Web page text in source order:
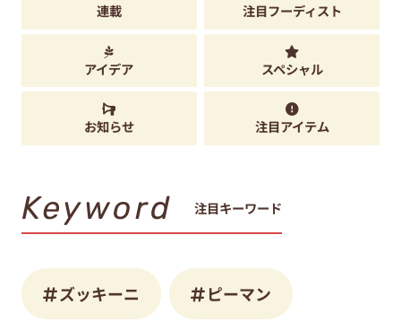
連載 注目フーディスト
アイデア スペシャル
お知らせ 注目アイテム
Keyword 注目キーワード
ズッキーニ ピーマン